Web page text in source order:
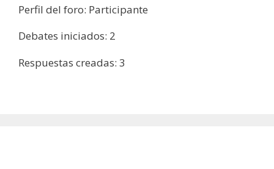
Perfil del foro: Participante
Debates iniciados: 2
Respuestas creadas: 3